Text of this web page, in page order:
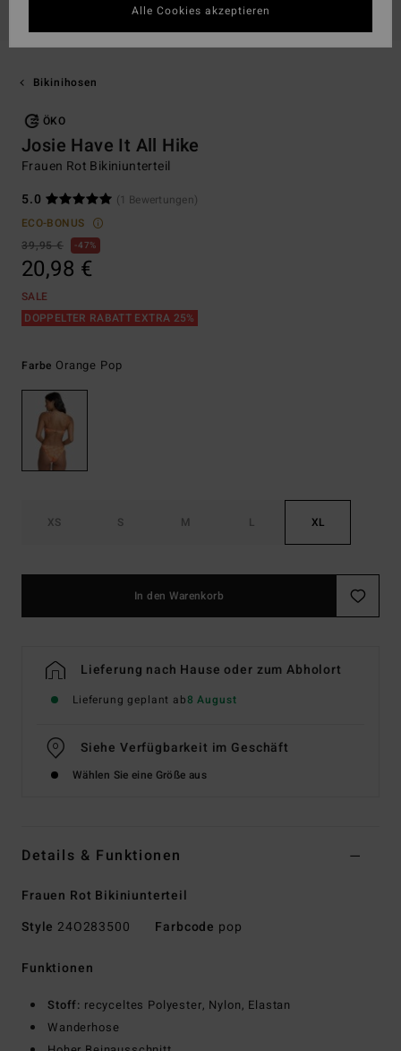
Bikinihosen
ÖKO
Josie Have It All Hike
Frauen Rot Bikiniunterteil
5.0
(1 Bewertungen)
ECO-BONUS
39,95 €
47%
20,98 €
SALE
DOPPELTER RABATT EXTRA 25%
Farbe Orange Pop
XS S M L XL
In den Warenkorb
Lieferung nach Hause oder zum Abholort
Lieferung geplant ab8 August
Siehe Verfügbarkeit im Geschäft
Wählen Sie eine Größe aus
Details & Funktionen
Frauen Rot Bikiniunterteil
Style 24O283500 Farbcode pop
Funktionen
Stoff: recyceltes Polyester, Nylon, Elastan
Wanderhose
Alle Cookies akzeptieren